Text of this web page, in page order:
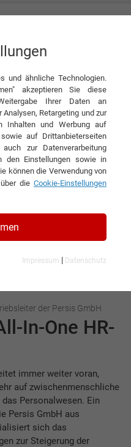
GmbH
der Persis GmbH
In-One HR-
immer weiter voran,
auf zwischenmenschliche
Personalwesen. Ein
Persis GmbH aus
sich das
zur Steigerung der
und ähnliche Technologien.
akzeptieren Sie diese
Ihrer Daten an
Retargeting und zur
Inhalten und Werbung auf
auf Drittanbieterseiten
zur Datenverarbeitung
den Einstellungen sowie in
können die Verwendung von
die Cookie-Einstellungen
Impressum | Datenschutz